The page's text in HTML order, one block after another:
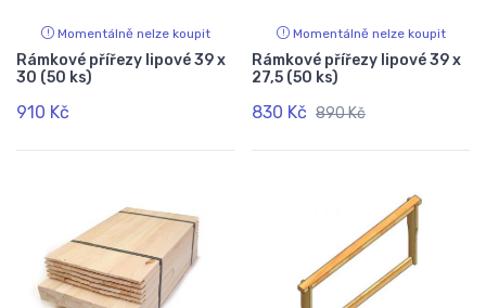
Momentálně nelze koupit
Rámkové přířezy lipové 39 x
30 (50 ks)
910 Kč
Momentálně nelze koupit
Rámkové přířezy lipové 39 x
27,5 (50 ks)
830 Kč 890 Kč